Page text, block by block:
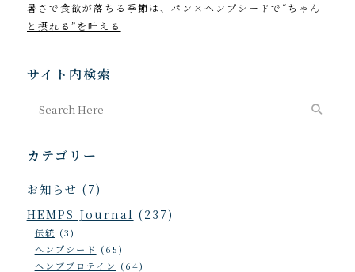
暑さで食欲が落ちる季節は、パン×ヘンプシードで“ちゃん
と摂れる”を叶える
サイト内検索
カテゴリー
お知らせ (7)
HEMPS Journal (237)
伝統 (3)
ヘンプシード (65)
ヘンププロテイン (64)